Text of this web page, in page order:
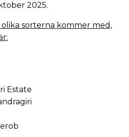
2025.
sorterna kommer med,
Estate